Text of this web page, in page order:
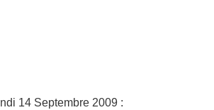
14 Septembre 2009 :